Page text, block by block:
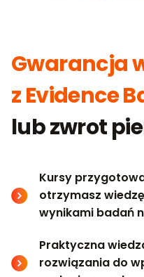
Gwarancja
z Evidence
lub zwrot
Kursy
otrzymasz
wynikami badań
Praktyczna
rozwiązania do